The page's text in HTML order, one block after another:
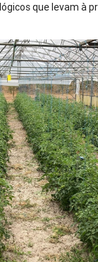
que levam à